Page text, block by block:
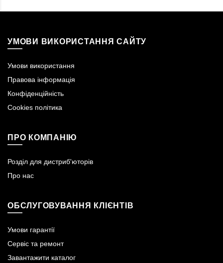
УМОВИ ВИКОРИСТАННЯ САЙТУ
Умови використання
Правова інформація
Конфіденційність
Cookies політика
ПРО КОМПАНІЮ
Розділ для дистриб'юторів
Про нас
ОБСЛУГОВУВАННЯ КЛІЄНТІВ
Умови гарантії
Сервіс та ремонт
Завантажити каталог